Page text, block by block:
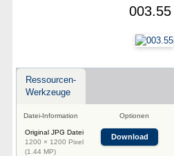
003.55
Ressourcen-
Werkzeuge
Datei-Information Optionen
Original JPG Datei
1200 × 1200 Pixel
(1.44 MP)
Download